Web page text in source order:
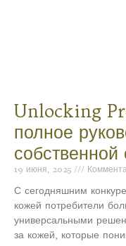
Unlocking
полное
19 июня, 2025
С сегодняшним
кожей потребители
универсальными
за кожей, которые